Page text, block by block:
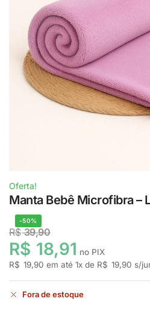
Oferta!
Manta Bebê Microfibra –
-50%
R$39,90
R$ 18,91 no PIX
R$ 19,90 em até 1x de R$ 19,90 s/
Fora de estoque